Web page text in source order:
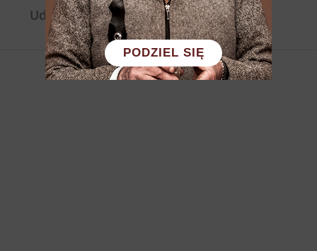
Udostępnij:
PODZIEL SIĘ